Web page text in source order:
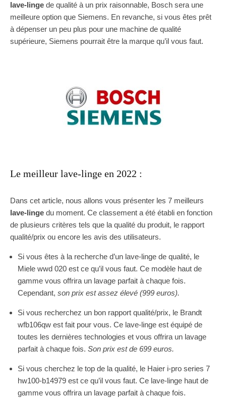
lave-linge de qualité à un prix raisonnable, Bosch sera une
meilleure option que Siemens. En revanche, si vous êtes prêt
à dépenser un peu plus pour une machine de qualité
supérieure, Siemens pourrait être la marque qu’il vous faut.
Le meilleur lave-linge en 2022 :
Dans cet article, nous allons vous présenter les 7 meilleurs
lave-linge du moment. Ce classement a été établi en fonction
de plusieurs critères tels que la qualité du produit, le rapport
qualité/prix ou encore les avis des utilisateurs.
Si vous êtes à la recherche d’un lave-linge de qualité, le
Miele wwd 020 est ce qu’il vous faut. Ce modèle haut de
gamme vous offrira un lavage parfait à chaque fois.
Cependant, son prix est assez élevé (999 euros).
Si vous recherchez un bon rapport qualité/prix, le Brandt
wfb106qw est fait pour vous. Ce lave-linge est équipé de
toutes les dernières technologies et vous offrira un lavage
parfait à chaque fois. Son prix est de 699 euros.
Si vous cherchez le top de la qualité, le Haier i-pro series 7
hw100-b14979 est ce qu’il vous faut. Ce lave-linge haut de
gamme vous offrira un lavage parfait à chaque fois.